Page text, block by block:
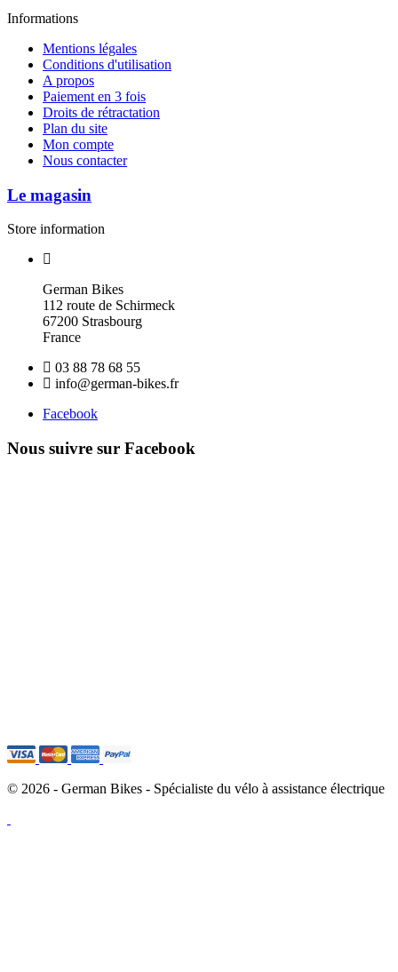
Informations
Mentions légales
Conditions d'utilisation
A propos
Paiement en 3 fois
Droits de rétractation
Plan du site
Mon compte
Nous contacter
Le magasin
Store information
German Bikes
112 route de Schirmeck
67200 Strasbourg
France
03 88 78 68 55
info@german-bikes.fr
Facebook
Nous suivre sur Facebook
© 2026 - German Bikes - Spécialiste du vélo à assistance électrique